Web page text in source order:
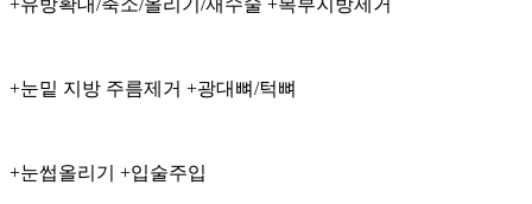
+눈밑 지방 주름제거 +광대뼈/턱뼈
+눈썹올리기 +입술주입